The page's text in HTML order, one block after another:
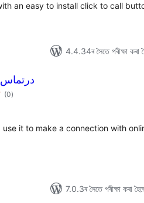
an easy to install click to call
4.4.34ৰ সৈতে পৰীক্ষা কৰা
dartamas | درتماس
(0টা
মুঠ)
it to make a connection with
7.0.3ৰ সৈতে পৰীক্ষা কৰা